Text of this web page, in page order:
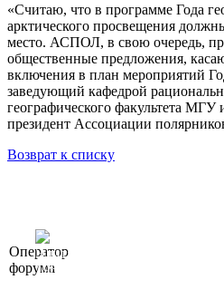
«Считаю, что в программе Года
арктического просвещения
место. АСПОЛ, в свою очередь,
общественные предложения,
включения в план мероприятий
заведующий кафедрой
географического факультета
президент Ассоциации
Возврат к списку
Оператор
форума
Элит»
196191, г. Санкт-Петербург,